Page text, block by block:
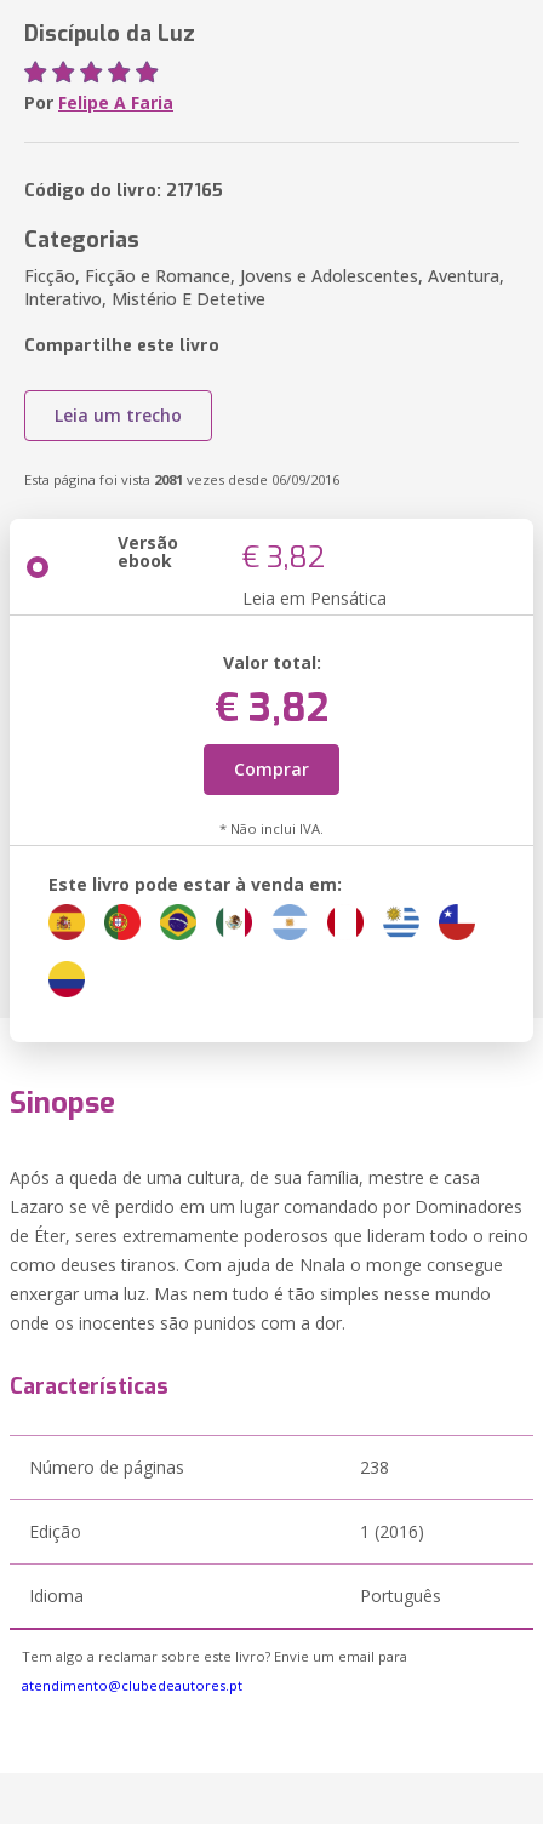
Discípulo da Luz
Por Felipe A Faria
Código do livro: 217165
Categorias
Ficção, Ficção e Romance, Jovens e Adolescentes, Aventura,
Interativo, Mistério E Detetive
Compartilhe este livro
Leia um trecho
Esta página foi vista 2081 vezes desde 06/09/2016
Versão
ebook € 3,82
Leia em Pensática
Valor total:
€ 3,82
Comprar
* Não inclui IVA.
Este livro pode estar à venda em:
Sinopse
Após a queda de uma cultura, de sua família, mestre e casa
Lazaro se vê perdido em um lugar comandado por Dominadores
de Éter, seres extremamente poderosos que lideram todo o reino
como deuses tiranos. Com ajuda de Nnala o monge consegue
enxergar uma luz. Mas nem tudo é tão simples nesse mundo
onde os inocentes são punidos com a dor.
Características
Número de páginas 238
Edição 1 (2016)
Idioma Português
Tem algo a reclamar sobre este livro? Envie um email para
atendimento@clubedeautores.pt